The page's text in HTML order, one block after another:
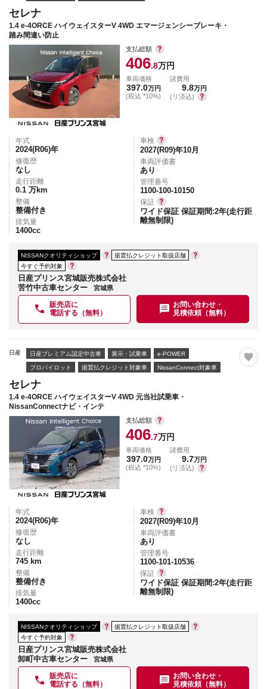
セレナ
1.4 e-4ORCE ハイウェイスターV 4WD エマージェンシーブレーキ・
踏み間違い防止
支払総額
406.8万円
車両価格
397.0万円
(税込 *10%)
諸費用
9.8万円
(リ済込)
年式
2024(R06)年
修復歴
なし
走行距離
0.1 万km
整備
整備付き
排気量
1400cc
車検
2027(R09)年10月
車両評価書
あり
管理番号
1100-100-10150
保証
ワイド保証 保証期間:2年(走行距
離無制限)
NISSANクオリティショップ
据置払クレジット取扱店舗
今すぐ予約対象
日産プリンス宮城販売株式会社
苦竹中古車センター
宮城県
販売店に
電話する（無料）
お問い合わせ・
見積依頼（無料）
日産 日産プレミアム認定中古車 展示・試乗車 e-POWER
プロパイロット 据置払クレジット対象車 NissanConnect対象車
セレナ
1.4 e-4ORCE ハイウェイスターV 4WD 元当社試乗車・
NissanConnectナビ・インテ
支払総額
406.7万円
車両価格
397.0万円
(税込 *10%)
諸費用
9.7万円
(リ済込)
年式
2024(R06)年
修復歴
なし
走行距離
745 km
整備
整備付き
排気量
1400cc
車検
2027(R09)年10月
車両評価書
あり
管理番号
1100-101-10536
保証
ワイド保証 保証期間:2年(走行距
離無制限)
NISSANクオリティショップ
据置払クレジット取扱店舗
今すぐ予約対象
日産プリンス宮城販売株式会社
卸町中古車センター
宮城県
販売店に
電話する（無料）
お問い合わせ・
見積依頼（無料）